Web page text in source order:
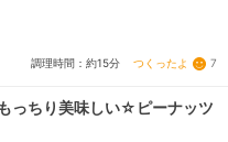
調理時間：約15分 つくったよ 7
っちり美味しい☆ピーナッツ